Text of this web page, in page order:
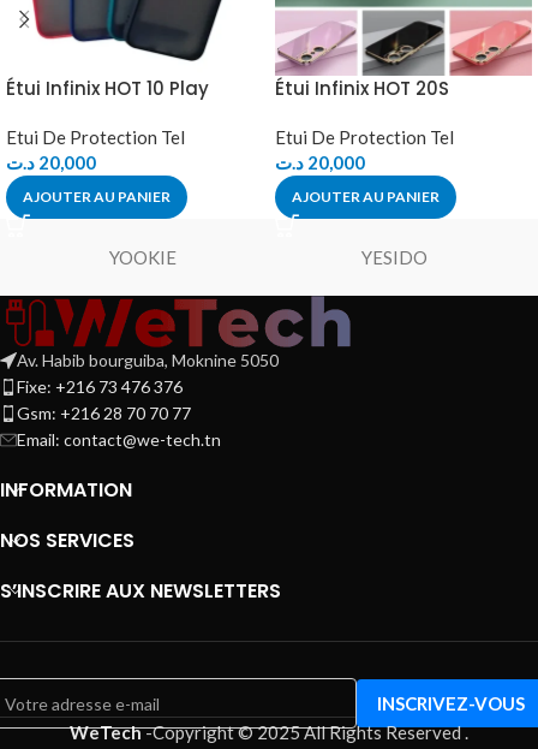
Étui Infinix HOT 10 Play
Etui De Protection Tel
20,000 د.ت
AJOUTER AU PANIER
Étui Infinix HOT 20S
Etui De Protection Tel
20,000 د.ت
AJOUTER AU PANIER
YOOKIE YESIDO
Av. Habib bourguiba, Moknine 5050
Fixe: +216 73 476 376
Gsm: +216 28 70 70 77
Email: contact@we-tech.tn
INFORMATION
NOS SERVICES
S’INSCRIRE AUX NEWSLETTERS
WeTech-Copyright © 2025 All Rights Reserved.